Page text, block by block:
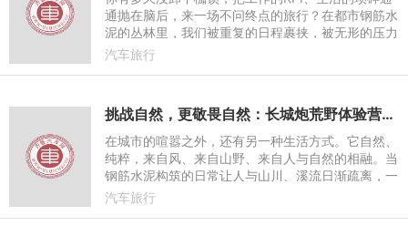
通抛在脑后，来一场不问终点的旅行？在都市钢筋水
泥的丛林里，我们被重复的日程裹挟，被无形的压力
束缚，对自由与远方的渴望，渐渐成了藏在心底的念
汽车旅行
挑战自然，更敬畏自然：长城炮荒野体验营的安全坚守与责任表达
在城市的喧嚣之外，还有另一种生活方式。它自然、
纯粹，来自风、来自山野、来自人与自然的相融。当
钢筋水泥构筑的日常让人与山川、溪流日渐疏离，一
种源自生命本能的渴望，正在悄然滋长——越来越多
汽车旅行